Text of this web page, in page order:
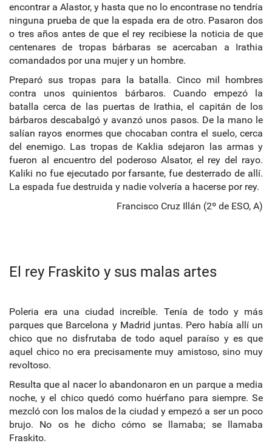
encontrar a Alastor, y hasta que no lo encontrase no tendría
ninguna prueba de que la espada era de otro. Pasaron dos
o tres años antes de que el rey recibiese la noticia de que
centenares de tropas bárbaras se acercaban a Irathia
comandados por una mujer y un hombre.
Preparó sus tropas para la batalla. Cinco mil hombres
contra unos quinientos bárbaros. Cuando empezó la
batalla cerca de las puertas de Irathia, el capitán de los
bárbaros descabalgó y avanzó unos pasos. De la mano le
salían rayos enormes que chocaban contra el suelo, cerca
del enemigo. Las tropas de Kaklia sdejaron las armas y
fueron al encuentro del poderoso Alsator, el rey del rayo.
Kaliki no fue ejecutado por farsante, fue desterrado de allí.
La espada fue destruida y nadie volvería a hacerse por rey.
Francisco Cruz Illán (2º de ESO, A)
El rey Fraskito y sus malas artes
Poleria era una ciudad increíble. Tenía de todo y más
parques que Barcelona y Madrid juntas. Pero había allí un
chico que no disfrutaba de todo aquel paraíso y es que
aquel chico no era precisamente muy amistoso, sino muy
revoltoso.
Resulta que al nacer lo abandonaron en un parque a media
noche, y el chico quedó como huérfano para siempre. Se
mezcló con los malos de la ciudad y empezó a ser un poco
brujo. No os he dicho cómo se llamaba; se llamaba
Fraskito.